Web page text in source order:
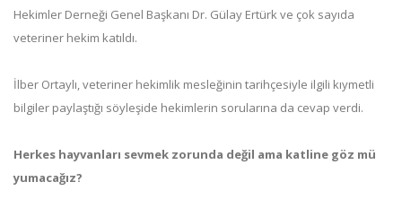
Hekimler Derneği Genel Başkanı Dr. Gülay Ertürk ve çok sayıda
veteriner hekim katıldı.
İlber Ortaylı, veteriner hekimlik mesleğinin tarihçesiyle ilgili kıymetli
bilgiler paylaştığı söyleşide hekimlerin sorularına da cevap verdi.
Herkes hayvanları sevmek zorunda değil ama katline göz mü
yumacağız?